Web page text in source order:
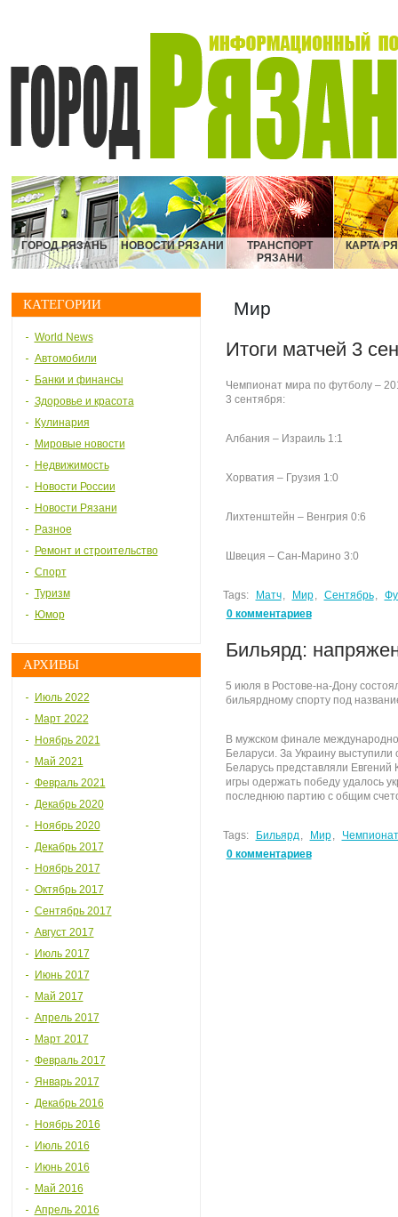
ГОРОД РЯЗАНЬ НОВОСТИ РЯЗАНИ
ТРАНСПОРТ
РЯЗАНИ
КАРТА
КАТЕГОРИИ
World News
Автомобили
Банки и финансы
Здоровье и красота
Кулинария
Мировые новости
Недвижимость
Новости России
Новости Рязани
Разное
Ремонт и строительство
Спорт
Туризм
Юмор
АРХИВЫ
Июль 2022
Март 2022
Ноябрь 2021
Май 2021
Февраль 2021
Декабрь 2020
Ноябрь 2020
Декабрь 2017
Ноябрь 2017
Октябрь 2017
Сентябрь 2017
Август 2017
Июль 2017
Июнь 2017
Май 2017
Апрель 2017
Март 2017
Февраль 2017
Январь 2017
Декабрь 2016
Ноябрь 2016
Июль 2016
Июнь 2016
Май 2016
Апрель 2016
Мир
Итоги матчей 3
Чемпионат мира по футболу –
3 сентября:
Албания – Израиль 1:1
Хорватия – Грузия 1:0
Лихтенштейн – Венгрия 0:6
Швеция – Сан-Марино 3:0
Tags: Матч, Мир, Сентябрь,
0 комментариев
Бильярд:
5 июля в Ростове-на-Дону
бильярдному спорту под
В мужском финале
Беларуси. За Украину
Беларусь представляли
игры одержать победу удалось
последнюю партию с общим
Tags: Бильярд, Мир,
Чемпионат
0 комментариев